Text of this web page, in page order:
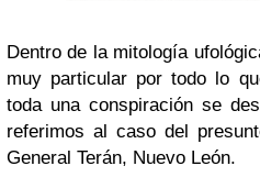
Dentro de la mitología
muy particular por todo lo
toda una conspiración se
referimos al caso del
General Terán, Nuevo León.